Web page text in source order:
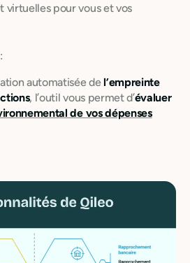
virtuelles pour vous et vos
automatisée del’empreinte
, l’outil vous permet d’évaluer
de vos dépenses